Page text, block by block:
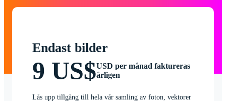
Endast bilder
9 US$USD per månad faktureras
årligen
Lås upp tillgång till hela vår samling av foton, vektorer